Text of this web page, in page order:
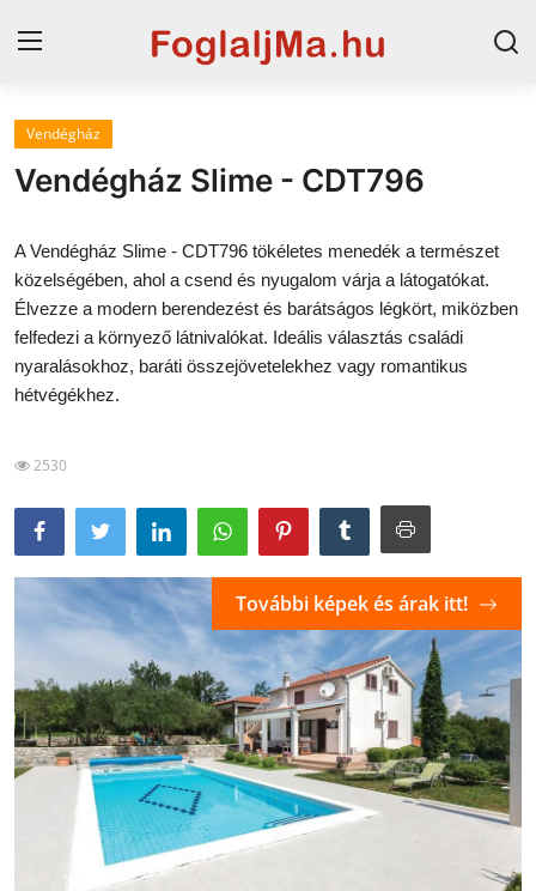
Horvát tengerpart
Magyarország
Szállások a Balatonon
Horvátország
Blog
Vendégház
Vendégház Slime - CDT796
A Vendégház Slime - CDT796 tökéletes menedék a természet
közelségében, ahol a csend és nyugalom várja a látogatókat.
Élvezze a modern berendezést és barátságos légkört, miközben
felfedezi a környező látnivalókat. Ideális választás családi
nyaralásokhoz, baráti összejövetelekhez vagy romantikus
hétvégékhez.
2530
További képek és árak itt!